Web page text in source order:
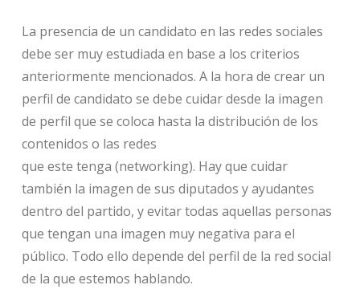
La presencia de un candidato en las redes sociales
debe ser muy estudiada en base a los criterios
anteriormente mencionados. A la hora de crear un
perfil de candidato se debe cuidar desde la imagen
de perfil que se coloca hasta la distribución de los
contenidos o las redes
que este tenga (networking). Hay que cuidar
también la imagen de sus diputados y ayudantes
dentro del partido, y evitar todas aquellas personas
que tengan una imagen muy negativa para el
público. Todo ello depende del perfil de la red social
de la que estemos hablando.